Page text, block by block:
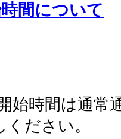
間について
始時間は通常
ださい。